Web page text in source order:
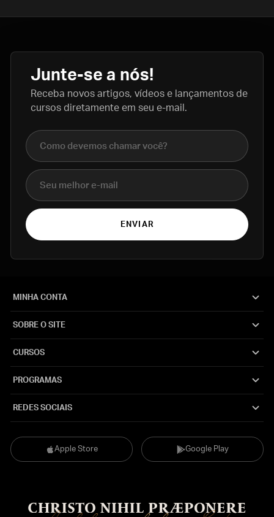
Junte-se a nós!
Receba novos artigos, vídeos e lançamentos de
cursos diretamente em seu e-mail.
Nome completo
E-mail
ENVIAR
Apple Store Google Play
MINHA CONTA
SOBRE O SITE
CURSOS
PROGRAMAS
REDES SOCIAIS